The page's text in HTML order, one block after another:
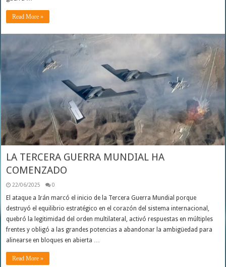
Read More »
LA TERCERA GUERRA MUNDIAL HA
COMENZADO
22/06/2025 0
El ataque a Irán marcó el inicio de la Tercera Guerra Mundial porque
destruyó el equilibrio estratégico en el corazón del sistema internacional,
quebró la legitimidad del orden multilateral, activó respuestas en múltiples
frentes y obligó a las grandes potencias a abandonar la ambigüedad para
alinearse en bloques en abierta …
Read More »